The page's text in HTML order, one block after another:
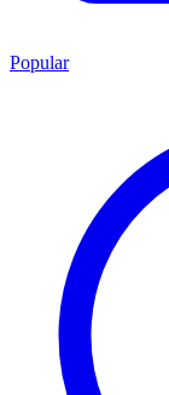
Popular